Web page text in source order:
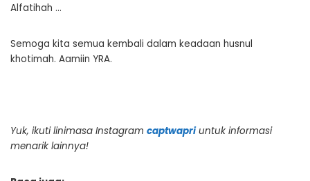
Alfatihah …
Semoga kita semua kembali dalam keadaan husnul
khotimah. Aamiin YRA.
Yuk, ikuti linimasa Instagram captwapriuntuk informasi
menarik lainnya!